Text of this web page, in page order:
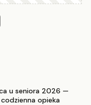
u seniora 2026 —
opieka